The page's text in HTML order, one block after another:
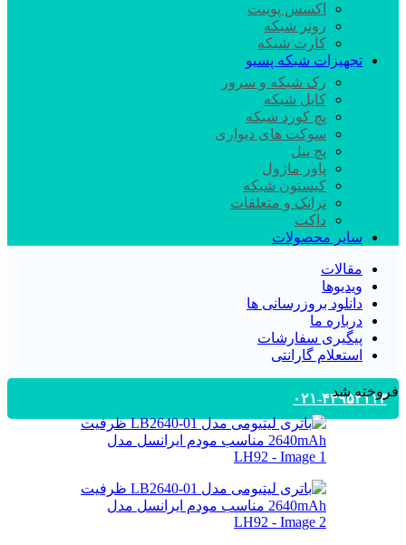
اکسس پوینت
روتر شبکه
کارت شبکه
تجهیزات شبکه پسیو
رک شبکه و سرور
کابل شبکه
پچ کورد شبکه
سوکت های دیواری
پچ پنل
پاور ماژول
کیستون شبکه
ترانک و متعلقات
داکت
سایر محصولات
مقالات
ویدیوها
دانلود بروزرسانی ها
درباره ما
پیگیری سفارشات
استعلام گارانتی
۰۲۱-۴۴۹۵۲۱۱۳
فروخته شد